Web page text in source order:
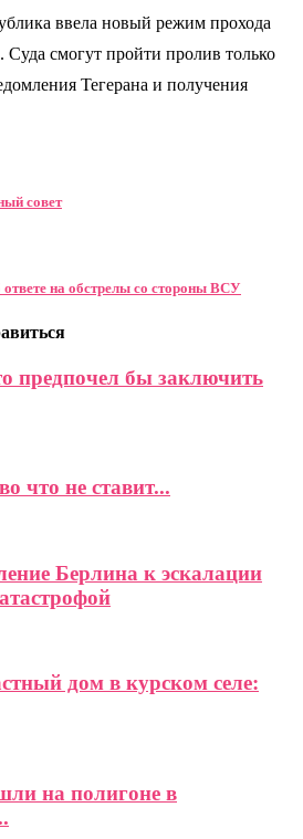
ввела новый режим прохода
Суда смогут пройти пролив только
Тегерана и получения
совет
на обстрелы со стороны ВСУ
предпочел бы заключить
что не ставит...
Берлина к эскалации
дом в курском селе:
на полигоне в